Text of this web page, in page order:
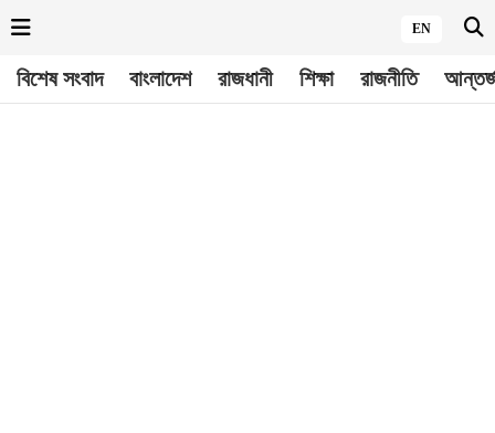
EN
বিশেষ সংবাদ বাংলাদেশ রাজধানী শিক্ষা রাজনীতি